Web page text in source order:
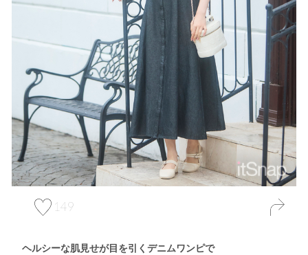
149
ヘルシーな肌見せが目を引くデニムワンピで